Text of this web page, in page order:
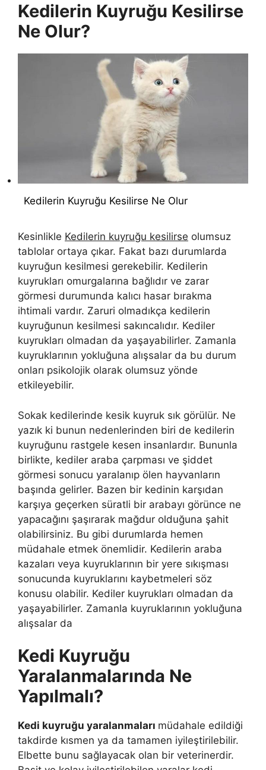
Kedilerin Kuyruğu Kesilirse
Ne Olur?
Kedilerin Kuyruğu Kesilirse Ne Olur
Kesinlikle Kedilerin kuyruğu kesilirse olumsuz
tablolar ortaya çıkar. Fakat bazı durumlarda
kuyruğun kesilmesi gerekebilir. Kedilerin
kuyrukları omurgalarına bağlıdır ve zarar
görmesi durumunda kalıcı hasar bırakma
ihtimali vardır. Zaruri olmadıkça kedilerin
kuyruğunun kesilmesi sakıncalıdır. Kediler
kuyrukları olmadan da yaşayabilirler. Zamanla
kuyruklarının yokluğuna alışsalar da bu durum
onları psikolojik olarak olumsuz yönde
etkileyebilir.
Sokak kedilerinde kesik kuyruk sık görülür. Ne
yazık ki bunun nedenlerinden biri de kedilerin
kuyruğunu rastgele kesen insanlardır. Bununla
birlikte, kediler araba çarpması ve şiddet
görmesi sonucu yaralanıp ölen hayvanların
başında gelirler. Bazen bir kedinin karşıdan
karşıya geçerken süratli bir arabayı görünce ne
yapacağını şaşırarak mağdur olduğuna şahit
olabilirsiniz. Bu gibi durumlarda hemen
müdahale etmek önemlidir. Kedilerin araba
kazaları veya kuyruklarının bir yere sıkışması
sonucunda kuyruklarını kaybetmeleri söz
konusu olabilir. Kediler kuyrukları olmadan da
yaşayabilirler. Zamanla kuyruklarının yokluğuna
alışsalar da
Kedi Kuyruğu
Yaralanmalarında Ne
Yapılmalı?
Kedi kuyruğu yaralanmaları müdahale edildiği
takdirde kısmen ya da tamamen iyileştirilebilir.
Elbette bunu sağlayacak olan bir veterinerdir.